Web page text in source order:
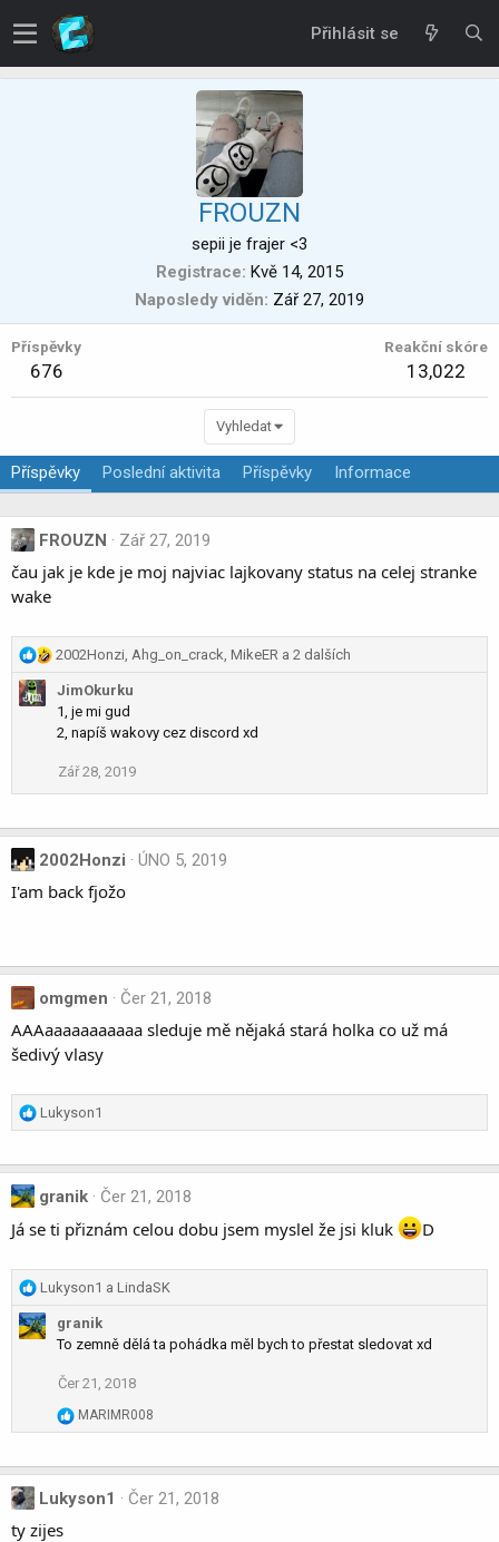
Přihlásit se
FROUZN
sepii je frajer <3
Registrace Kvě 14, 2015
Naposledy viděn Zář 27, 2019
Příspěvky
676
Reakční skóre
13,022
Vyhledat
Příspěvky Poslední aktivita Příspěvky Informace
FROUZN Zář 27, 2019
čau jak je kde je moj najviac lajkovany status na celej stranke
wake
R
a
c
t
o
2002Honzi, Ahg_on_crack, MikeER a 2 dalších
JimOkurku
1, je mi gud
2, napíš wakovy cez discord xd
Zář 28, 2019
2002Honzi ÚNO 5, 2019
I'am back fjožo
omgmen Čer 21, 2018
AAAaaaaaaaaaaa sleduje mě nějaká stará holka co už má
šedivý vlasy
R
e
c
t
o
s
Lukyson1
granik Čer 21, 2018
Já se ti přiznám celou dobu jsem myslel že jsi kluk D
R
a
n
:
Lukyson1 a LindaSK
granik
To zemně dělá ta pohádka měl bych to přestat sledovat xd
Čer 21, 2018
R
e
c
t
MARIMR008
Lukyson1 Čer 21, 2018
ty zijes